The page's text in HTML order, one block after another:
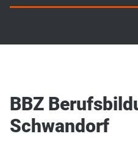
BBZ
Schwandorf